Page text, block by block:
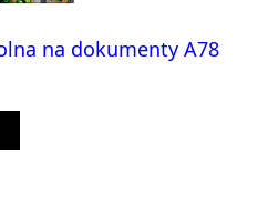
na dokumenty A78